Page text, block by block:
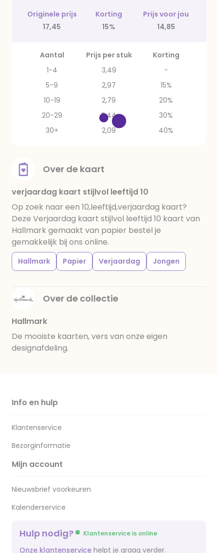
Originele prijs Korting
Prijs voor jou
17,45
15% 14,85
Aantal Prijs per stuk
Korting
1-4
3,49
-
5-9
2,97
15%
10-19
2,79
20%
20-29
2,44
30%
30+
2,09 40%
Over de kaart
verjaardag kaart stijlvol leeftijd 10
Op zoek naar een 10,leeftijd,verjaardag kaart?
Deze Verjaardag kaart stijlvol leeftijd 10 kaart van
Hallmark gemaakt van papier bestel je
gemakkelijk bij ons online.
Hallmark Papier Verjaardag Jongen
Over de collectie
Hallmark
De mooiste kaarten, vers van onze eigen
designafdeling.
Info en hulp
Klantenservice
Bezorginformatie
Mijn account
Nieuwsbrief voorkeuren
Kalenderservice
Hulp nodig? Klantenservice is online
Onze klantenservice helpt je graag verder.